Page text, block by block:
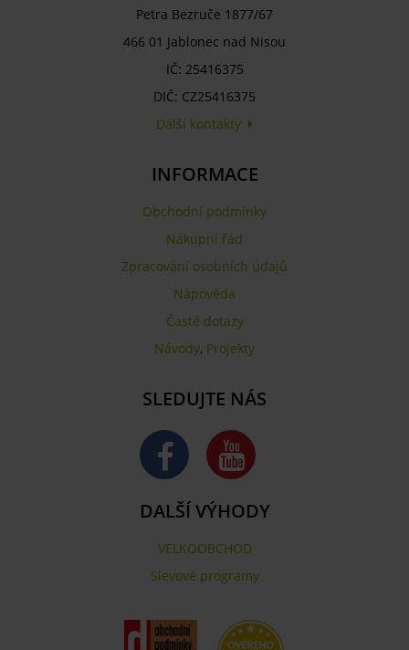
Petra Bezruče 1877/67
466 01 Jablonec nad Nisou
IČ: 25416375
DIČ: CZ25416375
Další kontakty
INFORMACE
Obchodní podmínky
Nákupní řád
Zpracování osobních údajů
Nápověda
Časté dotazy
Návody, Projekty
SLEDUJTE NÁS
DALŠÍ VÝHODY
VELKOOBCHOD
Slevové programy